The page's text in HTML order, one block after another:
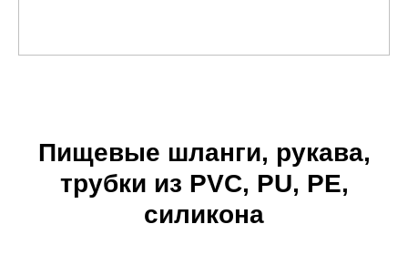
Пищевые шланги, рукава,
трубки из PVC, PU, PE,
силикона